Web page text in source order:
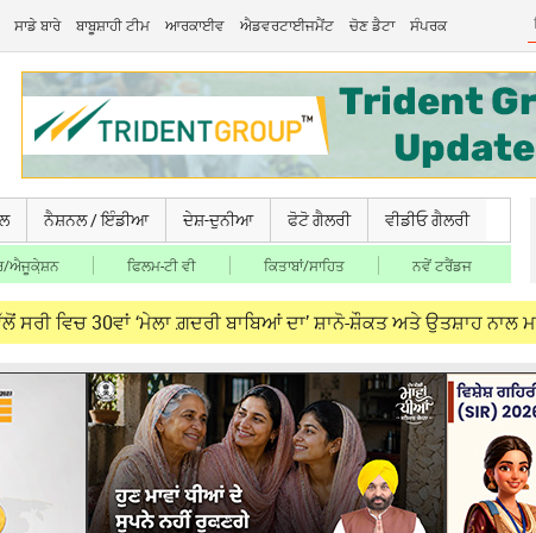
ਸਾਡੇ ਬਾਰੇ ਬਾਬੂਸ਼ਾਹੀ ਟੀਮ ਆਰਕਾਈਵ ਐਡਵਰਟਾਈਜਮੈਂਟ ਚੋਣ ਡੈਟਾ ਸੰਪਰਕ
ਨੈਸ਼ਨਲ / ਇੰਡੀਆ ਦੇਸ਼-ਦੁਨੀਆ ਫੋਟੋ ਗੈਲਰੀ ਵੀਡੀਓ ਗੈਲਰੀ
ਐਜੂਕੇ਼ਸ਼ਨ ਫਿਲਮ-ਟੀ ਵੀ ਕਿਤਾਬਾਂ/ਸਾਹਿਤ ਨਵੇਂ ਟਰੈਂਡਜ
‘ਮੇਲਾ ਗ਼ਦਰੀ ਬਾਬਿਆਂ ਦਾ’ ਸ਼ਾਨੋ-ਸ਼ੌਕਤ ਅਤੇ ਉਤਸ਼ਾਹ ਨਾਲ ਮਨਾਇਆ ਗਿਆ